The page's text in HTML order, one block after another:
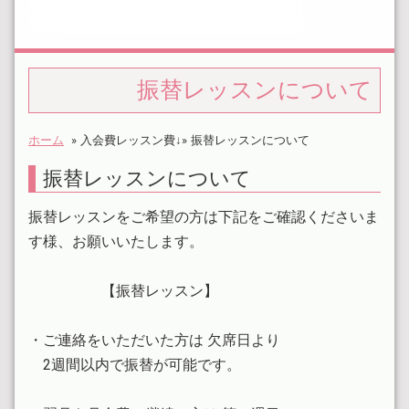
振替レッスンについて
ホーム » 入会費レッスン費↓» 振替レッスンについて
振替レッスンについて
振替レッスンをご希望の方は下記をご確認くださいま
す様、お願いいたします。
【振替レッスン】
・ご連絡をいただいた方は 欠席日より
2週間以内で振替が可能です。